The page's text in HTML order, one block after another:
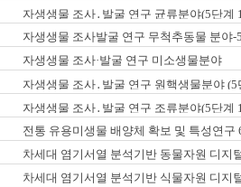
자생생물 조사․발굴 연구 균류분야(5단계
자생생물 조사발굴 연구 무척추동물 분야-
자생생물 조사·발굴 연구 미소생물분야
자생생물 조사․발굴 연구 원핵생물분야
자생생물 조사․발굴 연구 조류분야(5단계
전통 유용미생물 배양체 확보 및 특성연구
차세대 염기서열 분석기반 동물자원 디지
차세대 염기서열 분석기반 식물자원 디지